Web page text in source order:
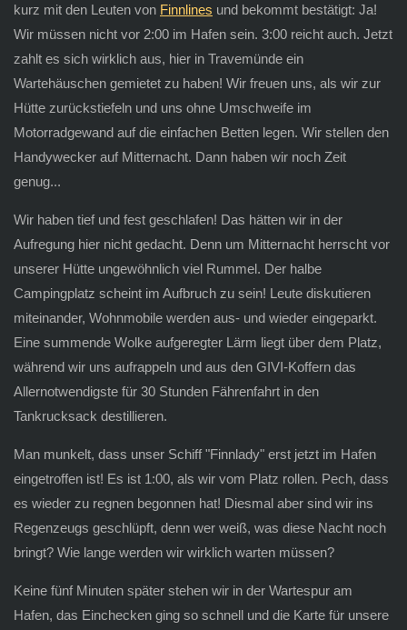
kurz mit den Leuten von Finnlines und bekommt bestätigt: Ja!
Wir müssen nicht vor 2:00 im Hafen sein. 3:00 reicht auch. Jetzt
zahlt es sich wirklich aus, hier in Travemünde ein
Wartehäuschen gemietet zu haben! Wir freuen uns, als wir zur
Hütte zurückstiefeln und uns ohne Umschweife im
Motorradgewand auf die einfachen Betten legen. Wir stellen den
Handywecker auf Mitternacht. Dann haben wir noch Zeit
genug...
Wir haben tief und fest geschlafen! Das hätten wir in der
Aufregung hier nicht gedacht. Denn um Mitternacht herrscht vor
unserer Hütte ungewöhnlich viel Rummel. Der halbe
Campingplatz scheint im Aufbruch zu sein! Leute diskutieren
miteinander, Wohnmobile werden aus- und wieder eingeparkt.
Eine summende Wolke aufgeregter Lärm liegt über dem Platz,
während wir uns aufrappeln und aus den GIVI-Koffern das
Allernotwendigste für 30 Stunden Fährenfahrt in den
Tankrucksack destillieren.
Man munkelt, dass unser Schiff "Finnlady" erst jetzt im Hafen
eingetroffen ist! Es ist 1:00, als wir vom Platz rollen. Pech, dass
es wieder zu regnen begonnen hat! Diesmal aber sind wir ins
Regenzeugs geschlüpft, denn wer weiß, was diese Nacht noch
bringt? Wie lange werden wir wirklich warten müssen?
Keine fünf Minuten später stehen wir in der Wartespur am
Hafen, das Einchecken ging so schnell und die Karte für unsere